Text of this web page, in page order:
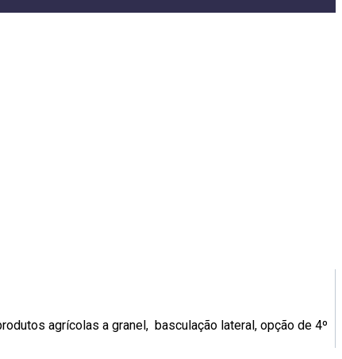
agrícolas a granel, basculação lateral, opção de 4º